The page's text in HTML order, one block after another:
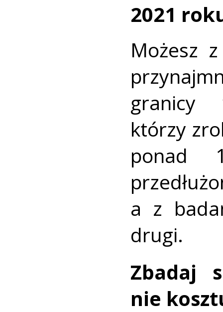
2021
Możesz
granicy
którzy
ponad
a z
drugi.
Zbadaj
nie